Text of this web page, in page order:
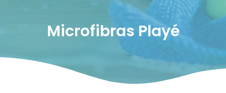
Microfibras Playé